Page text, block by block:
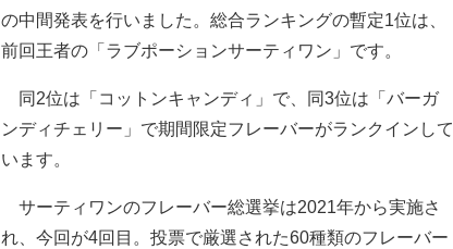
の中間発表を行いました。総合ランキングの暫定1位は、
前回王者の「ラブポーションサーティワン」です。
同2位は「コットンキャンディ」で、同3位は「バーガ
ンディチェリー」で期間限定フレーバーがランクインして
います。
サーティワンのフレーバー総選挙は2021年から実施さ
れ、今回が4回目。投票で厳選された60種類のフレーバー